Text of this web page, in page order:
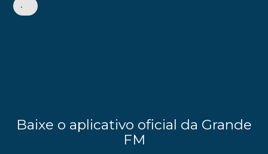
•
Baixe o aplicativo oficial da Grande
FM